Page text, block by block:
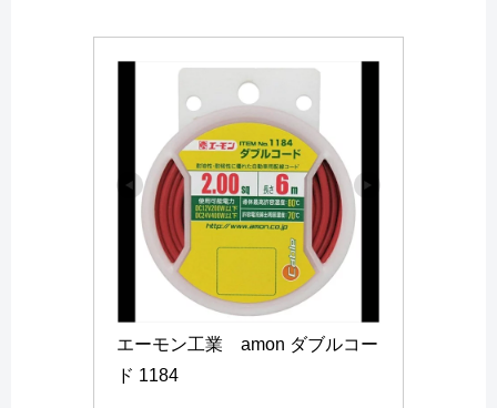
エーモン工業　amon ダブルコー
ド 1184